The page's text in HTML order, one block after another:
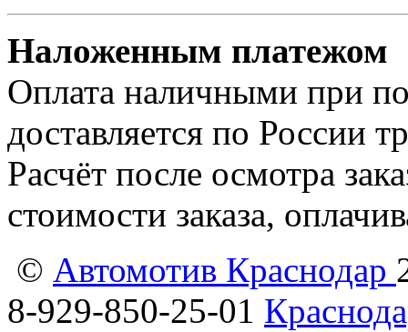
Наложенным платежом
Оплата наличными при
доставляется по России
Расчёт после осмотра
стоимости заказа,
© Автомотив Краснодар
8-929-850-25-01